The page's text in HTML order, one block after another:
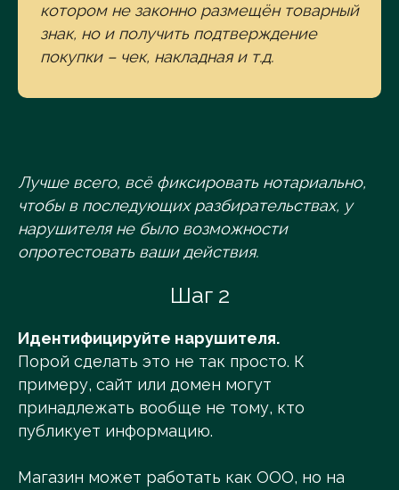
котором не законно размещён товарный
знак, но и получить подтверждение
покупки – чек, накладная и т.д.
Лучше всего, всё фиксировать нотариально,
чтобы в последующих разбирательствах, у
нарушителя не было возможности
опротестовать ваши действия.
Шаг 2
Идентифицируйте нарушителя.
Порой сделать это не так просто. К
примеру, сайт или домен могут
принадлежать вообще не тому, кто
публикует информацию.
Магазин может работать как ООО, но на